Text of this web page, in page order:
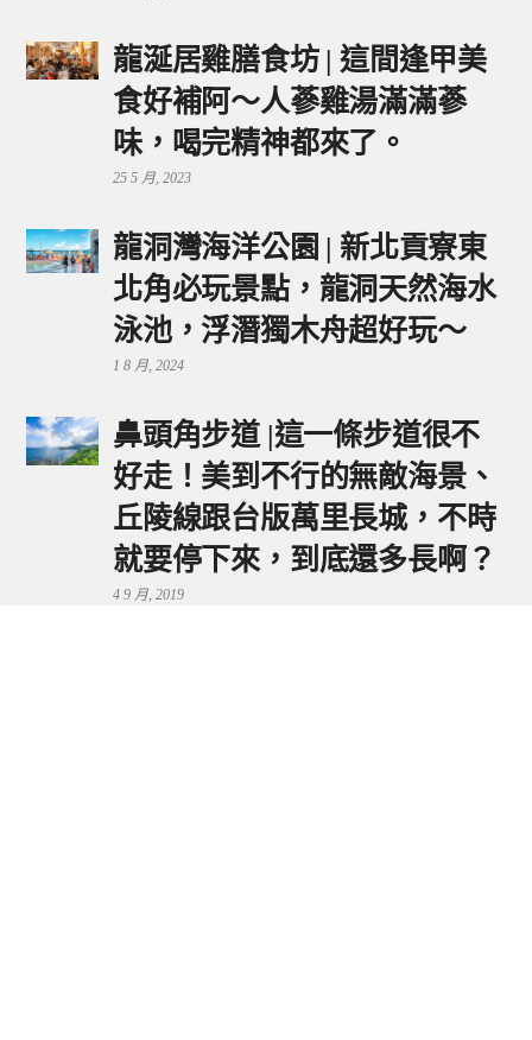
龍涎居雞膳食坊 | 這間逢甲美
食好補阿～人蔘雞湯滿滿蔘
味，喝完精神都來了。
25 5 月, 2023
龍洞灣海洋公園 | 新北貢寮東
北角必玩景點，龍洞天然海水
泳池，浮潛獨木舟超好玩～
1 8 月, 2024
鼻頭角步道 |這一條步道很不
好走！美到不行的無敵海景、
丘陵線跟台版萬里長城，不時
就要停下來，到底還多長啊？
4 9 月, 2019